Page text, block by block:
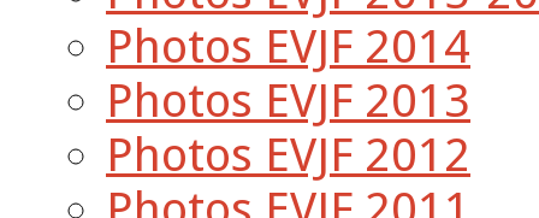
Photos EVJF 2014
Photos EVJF 2013
Photos EVJF 2012